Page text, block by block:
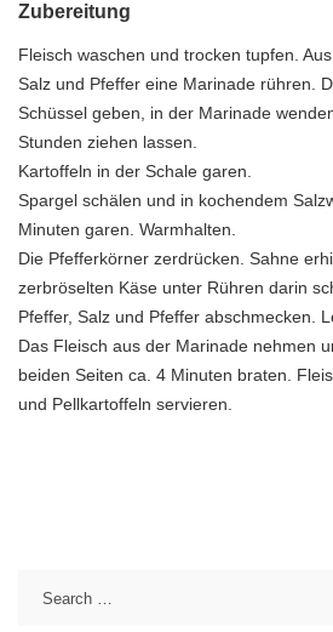
Zubereitung
Fleisch waschen und trocken tupfen.
Salz und Pfeffer eine Marinade rühren.
Schüssel geben, in der Marinade
Stunden ziehen lassen.
Kartoffeln in der Schale garen.
Spargel schälen und in kochendem
Minuten garen. Warmhalten.
Die Pfefferkörner zerdrücken. Sahne
zerbröselten Käse unter Rühren darin
Pfeffer, Salz und Pfeffer abschmecken.
Das Fleisch aus der Marinade nehmen
beiden Seiten ca. 4 Minuten braten.
und Pellkartoffeln servieren.